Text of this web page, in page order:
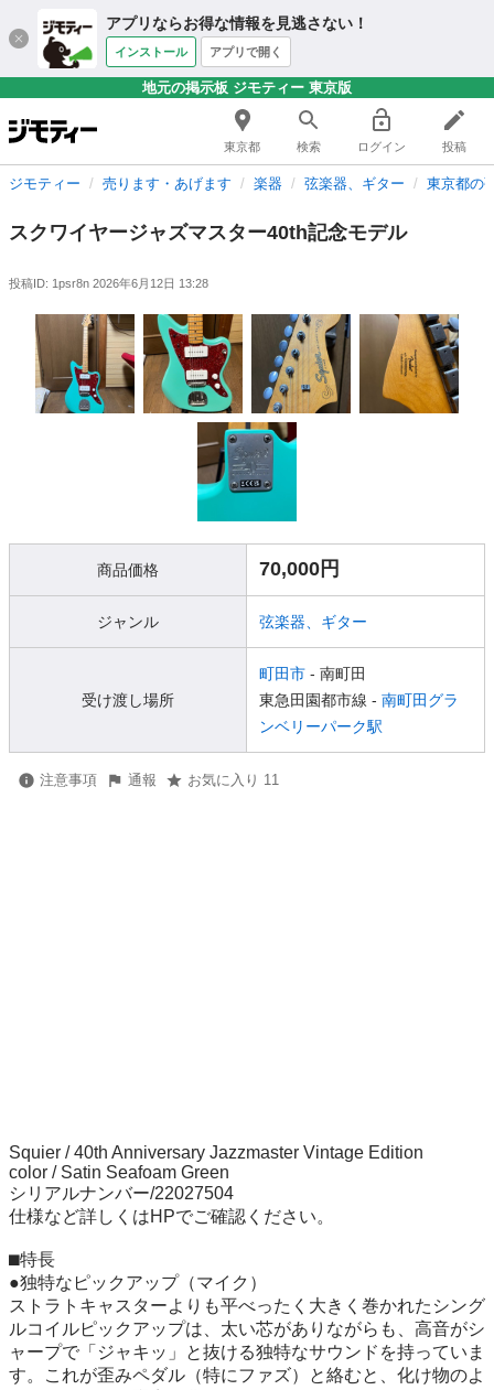
アプリならお得な情報を見逃さない！
インストール アプリで開く
地元の掲示板 ジモティー 東京版
東京都 検索 ログイン 投稿
ジモティー 売ります・あげます 楽器 弦楽器、ギター 東京都の
スクワイヤージャズマスター40th記念モデル
投稿ID: 1psr8n 2026年6月12日 13:28
商品価格 70,000円
ジャンル 弦楽器、ギター
受け渡し場所
町田市 - 南町田
東急田園都市線 - 南町田グラ
ンベリーパーク駅
注意事項 通報 お気に入り 11
Squier / 40th Anniversary Jazzmaster Vintage Edition
color / Satin Seafoam Green
シリアルナンバー/22027504
仕様など詳しくはHPでご確認ください。
⬛︎特長
●独特なピックアップ（マイク）
ストラトキャスターよりも平べったく大きく巻かれたシング
ルコイルピックアップは、太い芯がありながらも、高音がシ
ャープで「ジャキッ」と抜ける独特なサウンドを持っていま
す。これが歪みペダル（特にファズ）と絡むと、化け物のよ